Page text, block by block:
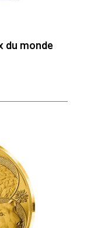
du monde